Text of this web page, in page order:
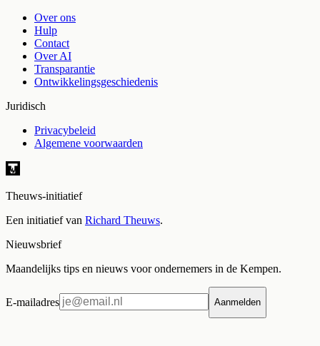
Over ons
Hulp
Contact
Over AI
Transparantie
Ontwikkelingsgeschiedenis
Juridisch
Privacybeleid
Algemene voorwaarden
Theuws-initiatief
Een initiatief van Richard Theuws.
Nieuwsbrief
Maandelijks tips en nieuws voor ondernemers in de Kempen.
E-mailadres Aanmelden